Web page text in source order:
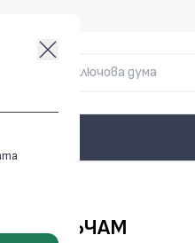
ПОРЪЧАМ